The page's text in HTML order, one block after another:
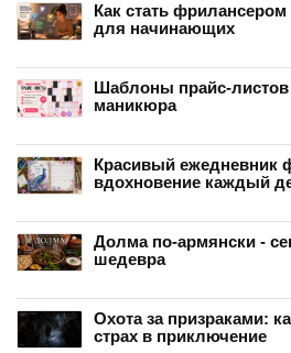
Как стать
для начинающих
Шаблоны прайс-листов
маникюра
Красивый ежедневник
вдохновение каждый
Долма по-армянски -
шедевра
Охота за призраками:
страх в приключение